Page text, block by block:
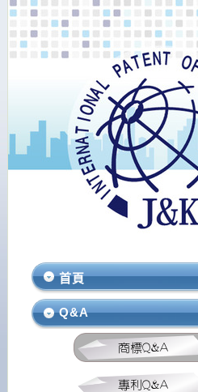
首頁
Q&A